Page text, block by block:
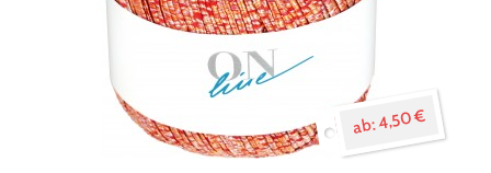
4,50 €